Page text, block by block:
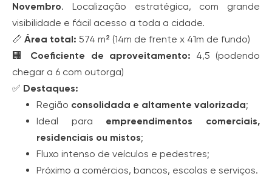
Novembro. Localização estratégica, com grande
visibilidade e fácil acesso a toda a cidade.
📏 Área total: 574 m² (14m de frente x 41m de fundo)
🏢 Coeficiente de aproveitamento: 4,5 (podendo
chegar a 6 com outorga)
✅ Destaques:
Região consolidada e altamente valorizada;
Ideal para empreendimentos comerciais,
residenciais ou mistos;
Fluxo intenso de veículos e pedestres;
Próximo a comércios, bancos, escolas e serviços.